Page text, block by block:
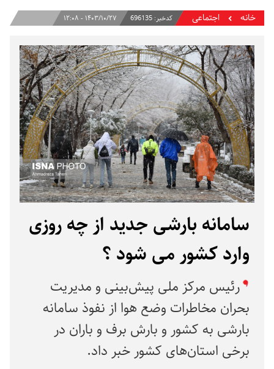
خانه اجتماعی کدخبر:696135 ۱۴۰۳/۱۰/۲۷ - ۱۲:۰۸
سامانه بارشی جدید از چه روزی
وارد کشور می شود ؟
رئیس مرکز ملی پیش‌بینی و مدیریت
بحران مخاطرات وضع هوا از نفوذ سامانه
بارشی به کشور و بارش برف و باران در
برخی استان‌های کشور خبر داد.